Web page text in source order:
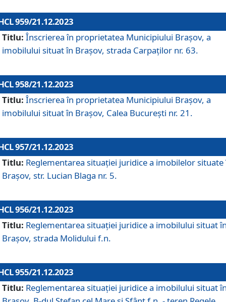
959/21.12.2023
Titlu: Înscrierea în proprietatea Municipiului Brașov, a
imobilului situat în Brașov, strada Carpaților nr. 63.
958/21.12.2023
Titlu: Înscrierea în proprietatea Municipiului Brașov, a
imobilului situat în Brașov, Calea București nr. 21.
957/21.12.2023
Titlu: Reglementarea situației juridice a imobilelor situate
Brașov, str. Lucian Blaga nr. 5.
956/21.12.2023
Titlu: Reglementarea situației juridice a imobilului situat
Brașov, strada Molidului f.n.
955/21.12.2023
Titlu: Reglementarea situației juridice a imobilului situat